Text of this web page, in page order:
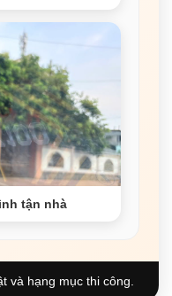
tận nhà
và hạng mục thi công.